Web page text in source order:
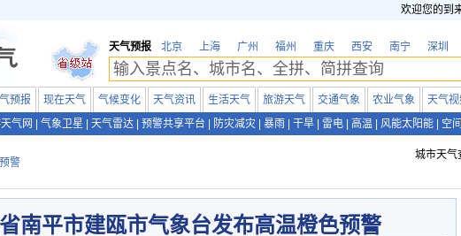
欢迎您的到
天气预报 北京 上海 广州 福州 重庆 西安 南宁 深圳
预报 现在天气 气候变化 天气资讯 生活天气 旅游天气 交通气象 农业气象 天气视
气网 气象卫星 天气雷达 预警共享平台 防灾减灾 暴雨 干旱 雷电 高温 风能太阳能 空
警
城市天气
南平市建瓯市气象台发布高温橙色预警